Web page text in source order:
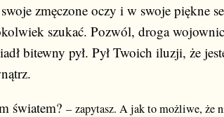
zmęczone oczy i w swoje piękne
szukać. Pozwól, droga
bitewny pył. Pył Twoich iluzji, że
światem? –zapytasz. A jak to możliwe, że